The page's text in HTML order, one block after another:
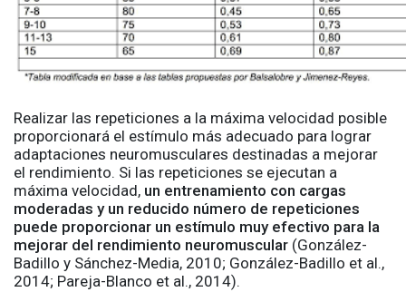
Realizar las repeticiones a la máxima velocidad posible
proporcionará el estímulo más adecuado para lograr
adaptaciones neuromusculares destinadas a mejorar
el rendimiento. Si las repeticiones se ejecutan a
máxima velocidad, un entrenamiento con cargas
moderadas y un reducido número de repeticiones
puede proporcionar un estímulo muy efectivo para la
mejorar del rendimiento neuromuscular (González-
Badillo y Sánchez-Media, 2010; González-Badillo et al.,
2014; Pareja-Blanco et al., 2014).